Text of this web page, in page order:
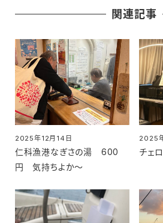
関連記事
仁科漁港なぎさの湯 600
円 気持ちよか～
投稿日
2025年12月14日
チェ
投稿日
2025